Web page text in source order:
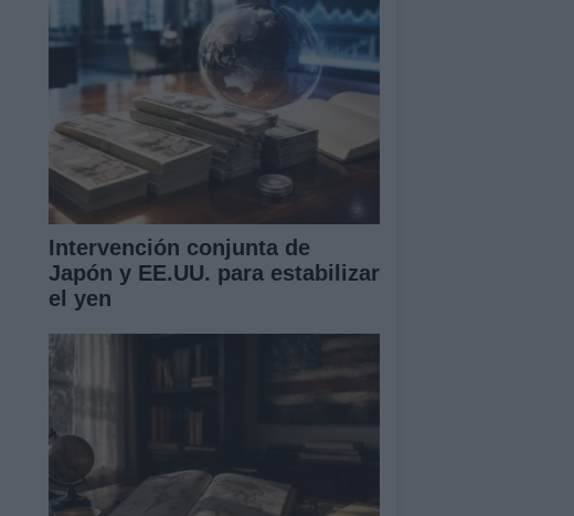
Intervención conjunta de
Japón y EE.UU. para estabilizar
el yen